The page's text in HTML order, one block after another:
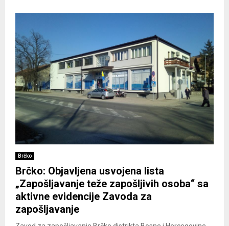
Brčko
Brčko: Objavljena usvojena lista
„Zapošljavanje teže zapošljivih osoba“ sa
aktivne evidencije Zavoda za
zapošljavanje